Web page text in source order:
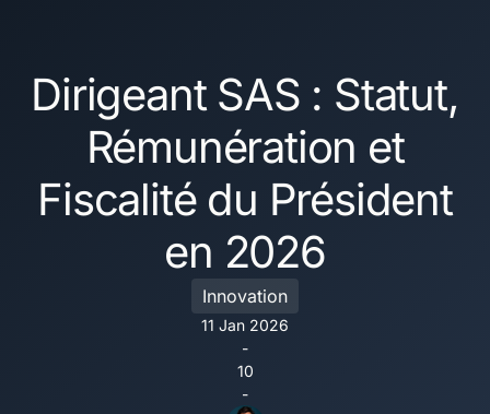
Dirigeant SAS : Statut,
Rémunération et
Fiscalité du Président
en 2026
Innovation
11 Jan 2026
-
10
-